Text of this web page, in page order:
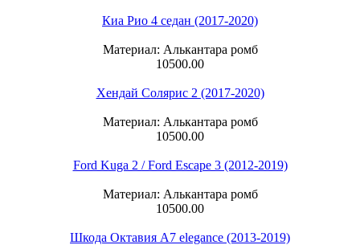
Киа Рио 4 седан (2017-2020)
Материал: Алькантара ромб
10500.00
Хендай Солярис 2 (2017-2020)
Материал: Алькантара ромб
10500.00
Ford Kuga 2 / Ford Escape 3 (2012-2019)
Материал: Алькантара ромб
10500.00
Шкода Октавия А7 elegance (2013-2019)